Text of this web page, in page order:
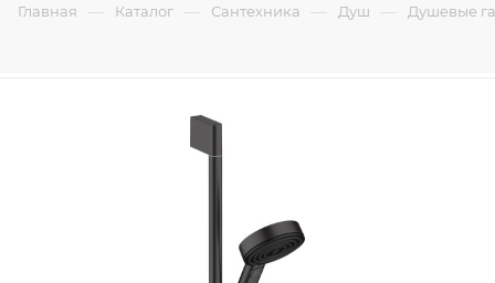
Главная — Каталог — Сантехника — Душ — Душевые